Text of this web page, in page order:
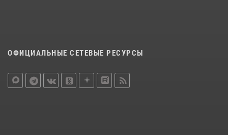
ОФИЦИАЛЬНЫЕ СЕТЕВЫЕ РЕСУРСЫ